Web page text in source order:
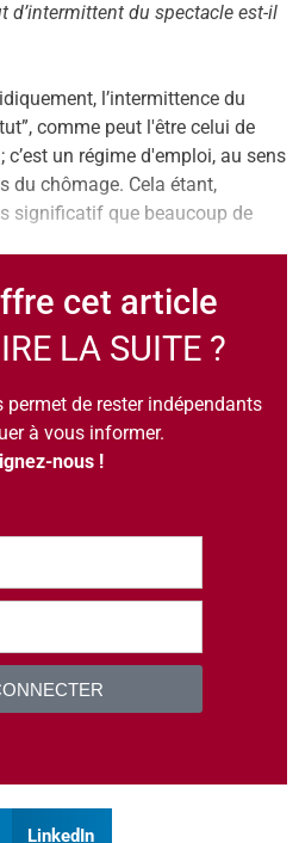
d’intermittent du spectacle est-il
l’intermittence du
comme peut l'être celui de
un régime d'emploi, au sens
du chômage. Cela étant,
significatif que beaucoup de
cet article
LA SUITE ?
de rester indépendants
à vous informer.
nous !
LinkedIn